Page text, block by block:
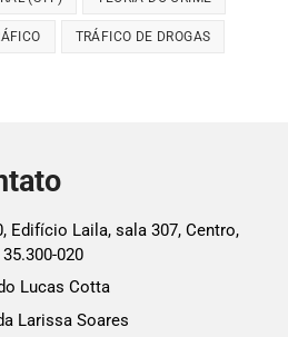
TRÁFICO DE DROGAS
Edifício Laila, sala 307, Centro,
020
Lucas Cotta
Larissa Soares